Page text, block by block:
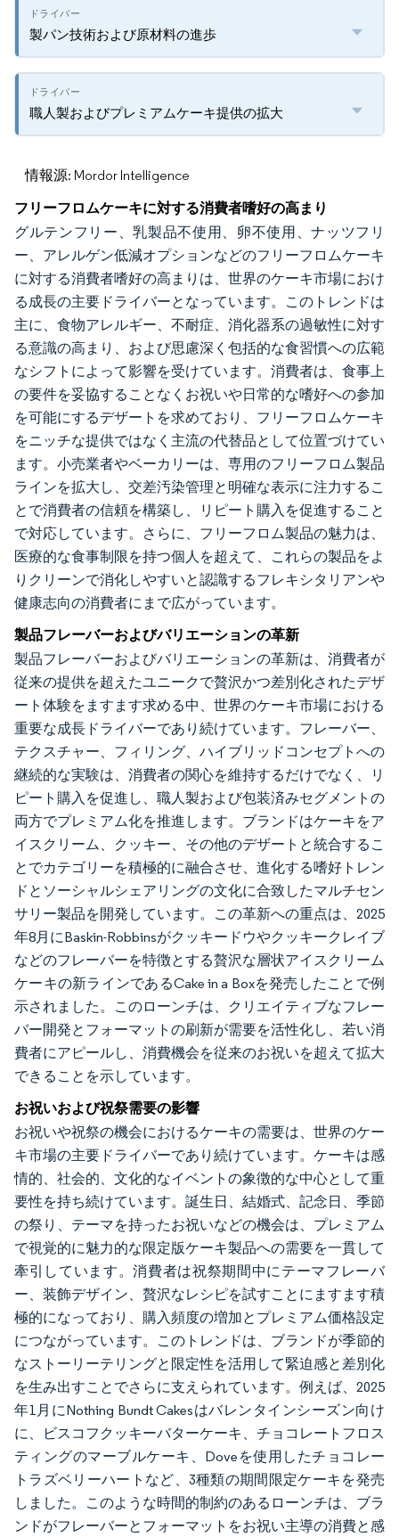
製パン技術および原材料の進歩
職人製およびプレミアムケーキ提供の拡大
情報源: Mordor Intelligence
フリーフロムケーキに対する消費者嗜好の高まり
グルテンフリー、乳製品不使用、卵不使用、ナッツフリ
ー、アレルゲン低減オプションなどのフリーフロムケーキ
に対する消費者嗜好の高まりは、世界のケーキ市場におけ
る成長の主要ドライバーとなっています。このトレンドは
主に、食物アレルギー、不耐症、消化器系の過敏性に対す
る意識の高まり、および思慮深く包括的な食習慣への広範
なシフトによって影響を受けています。消費者は、食事上
の要件を妥協することなくお祝いや日常的な嗜好への参加
を可能にするデザートを求めており、フリーフロムケーキ
をニッチな提供ではなく主流の代替品として位置づけてい
ます。小売業者やベーカリーは、専用のフリーフロム製品
ラインを拡大し、交差汚染管理と明確な表示に注力するこ
とで消費者の信頼を構築し、リピート購入を促進すること
で対応しています。さらに、フリーフロム製品の魅力は、
医療的な食事制限を持つ個人を超えて、これらの製品をよ
りクリーンで消化しやすいと認識するフレキシタリアンや
健康志向の消費者にまで広がっています。
製品フレーバーおよびバリエーションの革新
製品フレーバーおよびバリエーションの革新は、消費者が
従来の提供を超えたユニークで贅沢かつ差別化されたデザ
ート体験をますます求める中、世界のケーキ市場における
重要な成長ドライバーであり続けています。フレーバー、
テクスチャー、フィリング、ハイブリッドコンセプトへの
継続的な実験は、消費者の関心を維持するだけでなく、リ
ピート購入を促進し、職人製および包装済みセグメントの
両方でプレミアム化を推進します。ブランドはケーキをア
イスクリーム、クッキー、その他のデザートと統合するこ
とでカテゴリーを積極的に融合させ、進化する嗜好トレン
ドとソーシャルシェアリングの文化に合致したマルチセン
サリー製品を開発しています。この革新への重点は、2025
年8月にBaskin-Robbinsがクッキードウやクッキークレイブ
などのフレーバーを特徴とする贅沢な層状アイスクリーム
ケーキの新ラインであるCake in a Boxを発売したことで例
示されました。このローンチは、クリエイティブなフレー
バー開発とフォーマットの刷新が需要を活性化し、若い消
費者にアピールし、消費機会を従来のお祝いを超えて拡大
できることを示しています。
お祝いおよび祝祭需要の影響
お祝いや祝祭の機会におけるケーキの需要は、世界のケー
キ市場の主要ドライバーであり続けています。ケーキは感
情的、社会的、文化的なイベントの象徴的な中心として重
要性を持ち続けています。誕生日、結婚式、記念日、季節
の祭り、テーマを持ったお祝いなどの機会は、プレミアム
で視覚的に魅力的な限定版ケーキ製品への需要を一貫して
牽引しています。消費者は祝祭期間中にテーマフレーバ
ー、装飾デザイン、贅沢なレシピを試すことにますます積
極的になっており、購入頻度の増加とプレミアム価格設定
につながっています。このトレンドは、ブランドが季節的
なストーリーテリングと限定性を活用して緊迫感と差別化
を生み出すことでさらに支えられています。例えば、2025
年1月にNothing Bundt Cakesはバレンタインシーズン向け
に、ビスコフクッキーバターケーキ、チョコレートフロス
ティングのマーブルケーキ、Doveを使用したチョコレー
トラズベリーハートなど、3種類の期間限定ケーキを発売
しました。このような時間的制約のあるローンチは、ブラ
ンドがフレーバーとフォーマットをお祝い主導の消費と感